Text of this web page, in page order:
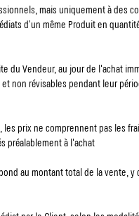
mais uniquement à
d’un même Produit en
du Vendeur, au jour de l'achat
et non révisables pendant leur
prix ne comprennent pas les
préalablement à l'achat
au montant total de la vente, y